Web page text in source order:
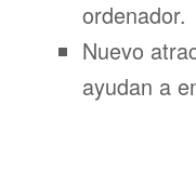
ordenador.
Nuevo
ayudan a